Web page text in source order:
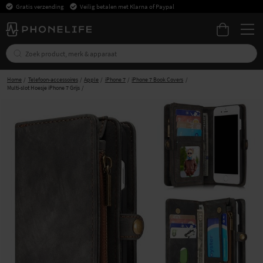
Gratis verzending Veilig betalen met Klarna of Paypal
Home Telefoon-accessoires Apple iPhone 7
iPhone 7 Book Covers
Multi-slot Hoesje iPhone 7 Grijs